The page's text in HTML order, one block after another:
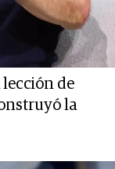
lección de
la